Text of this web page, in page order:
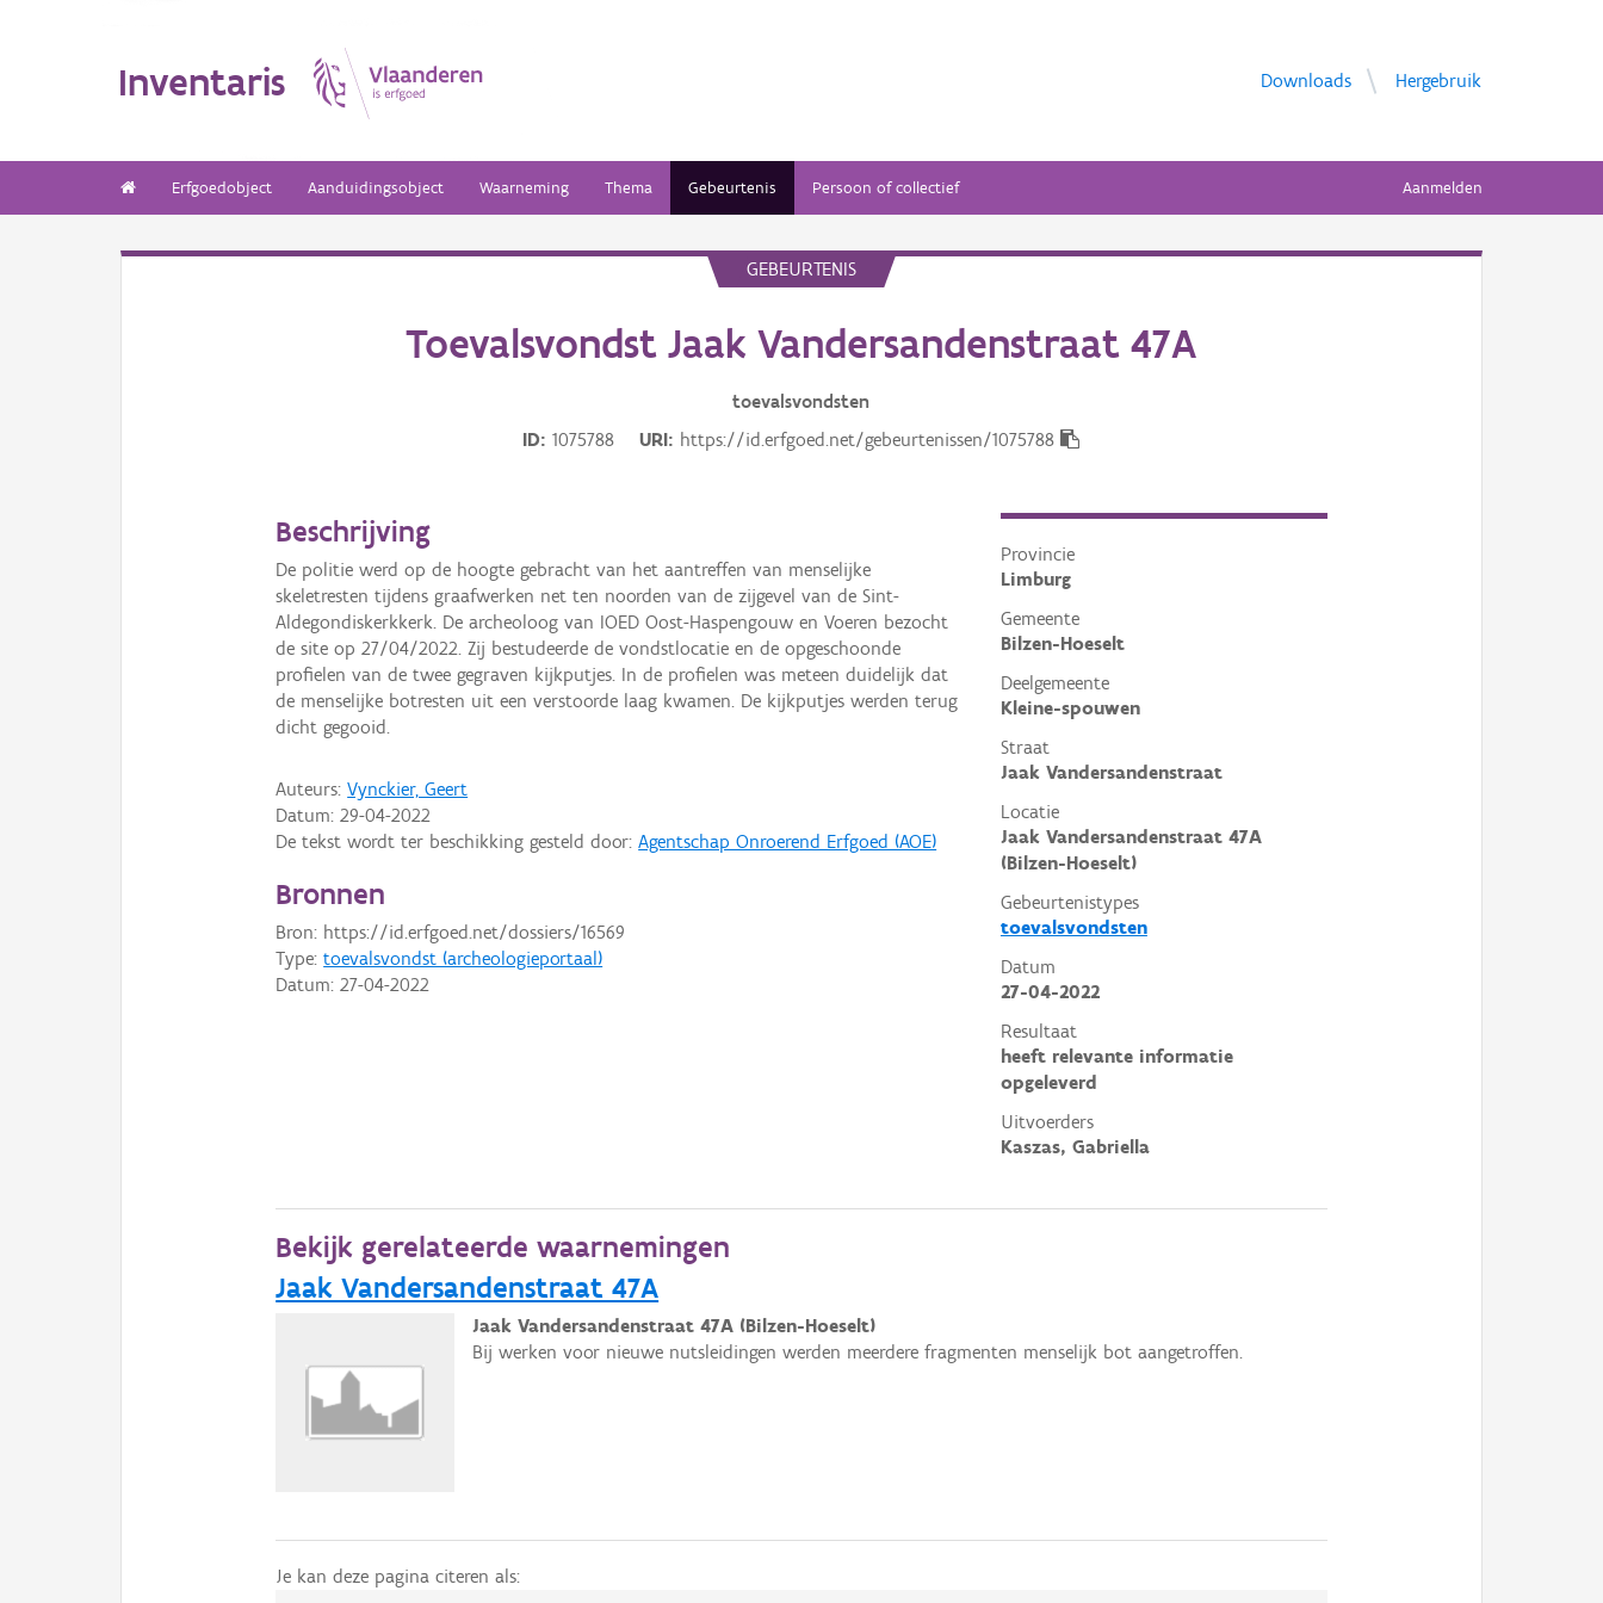
Inventaris Downloads Hergebruik
Erfgoedobject Aanduidingsobject Waarneming Thema Gebeurtenis Persoon of collectief Aanmelden
GEBEURTENIS
Toevalsvondst Jaak Vandersandenstraat 47A
toevalsvondsten
ID
1075788 URI https://id.erfgoed.net/gebeurtenissen/1075788
Provincie
Limburg
Gemeente
Bilzen-Hoeselt
Deelgemeente
Kleine-spouwen
Straat
Jaak Vandersandenstraat
Locatie
Jaak Vandersandenstraat 47A
(Bilzen-Hoeselt)
Gebeurtenistypes
toevalsvondsten
Datum
27-04-2022
Resultaat
heeft relevante informatie
opgeleverd
Uitvoerders
Kaszas, Gabriella
Beschrijving
De politie werd op de hoogte gebracht van het aantreffen van menselijke
skeletresten tijdens graafwerken net ten noorden van de zijgevel van de Sint-
Aldegondiskerkkerk. De archeoloog van IOED Oost-Haspengouw en Voeren bezocht
de site op 27/04/2022. Zij bestudeerde de vondstlocatie en de opgeschoonde
profielen van de twee gegraven kijkputjes. In de profielen was meteen duidelijk dat
de menselijke botresten uit een verstoorde laag kwamen. De kijkputjes werden terug
dicht gegooid.
Auteurs:Vynckier, Geert
Datum:29-04-2022
De tekst wordt ter beschikking gesteld door:Agentschap Onroerend Erfgoed (AOE)
Bronnen
Bron: https://id.erfgoed.net/dossiers/16569
Type:toevalsvondst (archeologieportaal)
Datum:27-04-2022
Bekijk gerelateerde waarnemingen
Jaak Vandersandenstraat 47A
Jaak Vandersandenstraat 47A (Bilzen-Hoeselt)
Bij werken voor nieuwe nutsleidingen werden meerdere fragmenten menselijk bot aangetroffen.
Je kan deze pagina citeren als: